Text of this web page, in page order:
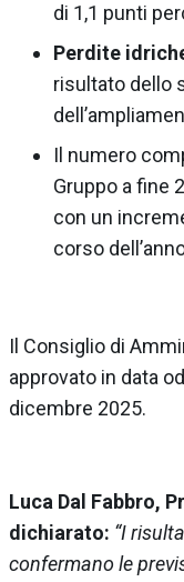
di 1,1 punti
Perdite
risultato dello
Il numero
Gruppo a fine
con un
corso
Il Consiglio di
approvato in data
dicembre 2025.
Luca Dal Fabbro,
dichiarato: “I
confermano le